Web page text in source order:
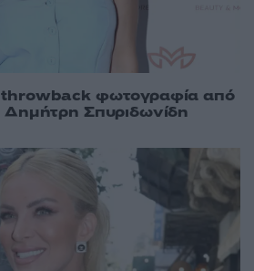
φωτογραφία από
Δημήτρη Σπυριδωνίδη